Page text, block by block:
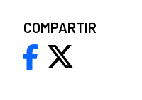
COMPARTIR